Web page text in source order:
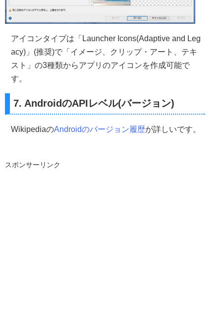
アイコンタイプは「Launcher Icons(Adaptive and Leg
acy)」(推奨)で「イメージ、クリップ・アート、テキ
スト」の3種類からアプリのアイコンを作成可能で
す。
7. AndroidのAPIレベル(バージョン)
WikipediaのAndroidのバージョン履歴が詳しいです。
スポンサーリンク